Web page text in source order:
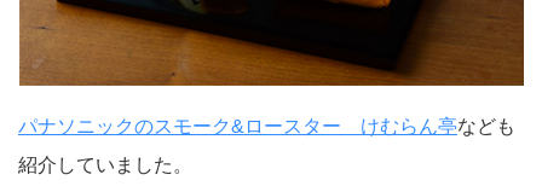
パナソニックのスモーク&ロースター けむらん亭なども
紹介していました。